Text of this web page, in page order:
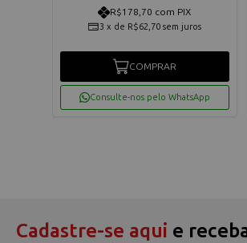
R$178,70 com PIX
3 x de R$62,70 sem juros
COMPRAR
Consulte-nos pelo WhatsApp
Cadastre-se aqui e